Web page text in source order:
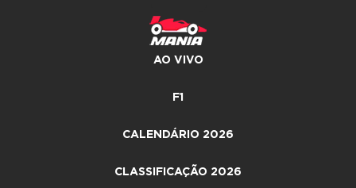
AO VIVO
F1
CALENDÁRIO 2026
CLASSIFICAÇÃO 2026